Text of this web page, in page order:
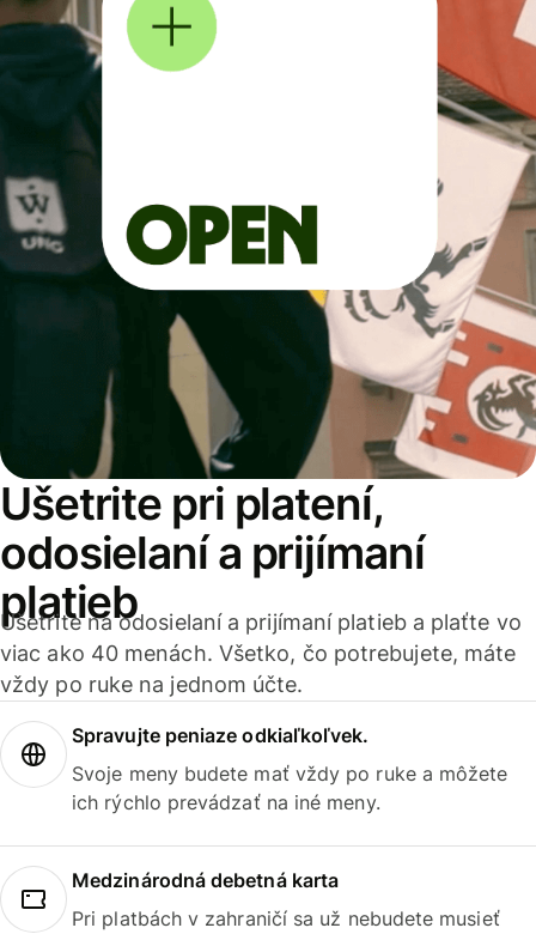
Ušetrite pri platení,
odosielaní a prijímaní
platieb
Ušetrite na odosielaní a prijímaní platieb a plaťte vo
viac ako 40 menách. Všetko, čo potrebujete, máte
vždy po ruke na jednom účte.
Spravujte peniaze odkiaľkoľvek.
Svoje meny budete mať vždy po ruke a môžete
ich rýchlo prevádzať na iné meny.
Medzinárodná debetná karta
Pri platbách v zahraničí sa už nebudete musieť